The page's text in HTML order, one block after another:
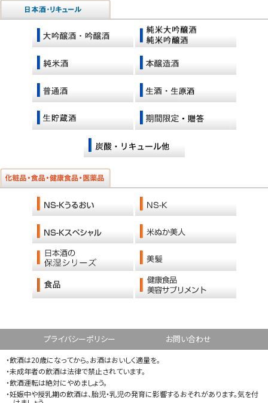
プライバシーポリシー お問い合わせ
・飲酒は20歳になってから。お酒はおいしく適量を。
・未成年者の飲酒は法律で禁止されています。
・飲酒運転は絶対にやめましょう。
・妊娠中や授乳期の飲酒は、胎児・乳児の発育に影響するおそれがあります。気を付